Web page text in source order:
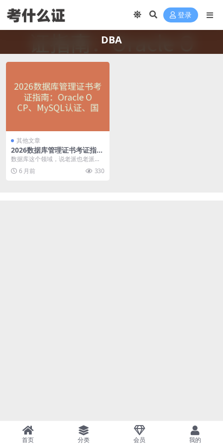
登录
DBA
其他文章
2026数据库管理证书考证指
南：Oracle OCP、MySQL认
数据库这个领域，说老派也老派，
说核心也确实核心。不管是互联网
公司还是传统企业，只...
6 月前 330
首页 分类 会员 我的